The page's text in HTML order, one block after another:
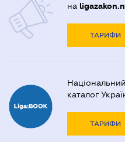
на
ТАРИФИ
каталог
ТАРИФИ